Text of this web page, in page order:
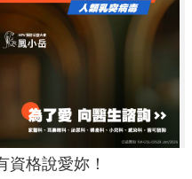
格說愛妳！